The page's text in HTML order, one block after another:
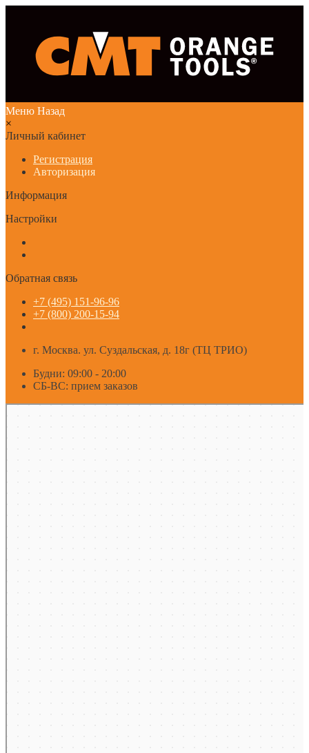
Меню Назад
×
Личный кабинет
Регистрация
Авторизация
Информация
Настройки
Обратная связь
+7 (495) 151-96-96
+7 (800) 200-15-94
г. Москва. ул. Суздальская, д. 18г (ТЦ ТРИО)
Будни: 09:00 - 20:00
СБ-ВС: прием заказов